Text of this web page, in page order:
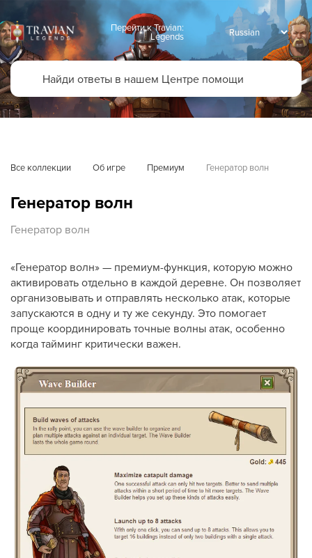
Перейти к Travian:
Legends
Все коллекции Об игре Премиум Генератор волн
Генератор волн
Генератор волн
«Генератор волн» — премиум-функция, которую можно
активировать отдельно в каждой деревне. Он позволяет
организовывать и отправлять несколько атак, которые
запускаются в одну и ту же секунду. Это помогает
проще координировать точные волны атак, особенно
когда тайминг критически важен.